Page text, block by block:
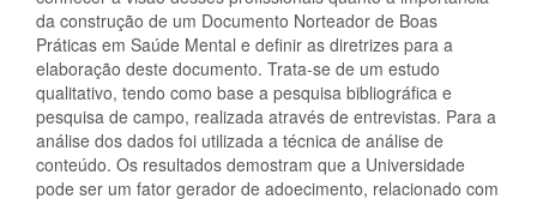
da construção de um Documento Norteador de Boas
Práticas em Saúde Mental e definir as diretrizes para a
elaboração deste documento. Trata-se de um estudo
qualitativo, tendo como base a pesquisa bibliográfica e
pesquisa de campo, realizada através de entrevistas. Para a
análise dos dados foi utilizada a técnica de análise de
conteúdo. Os resultados demostram que a Universidade
pode ser um fator gerador de adoecimento, relacionado com